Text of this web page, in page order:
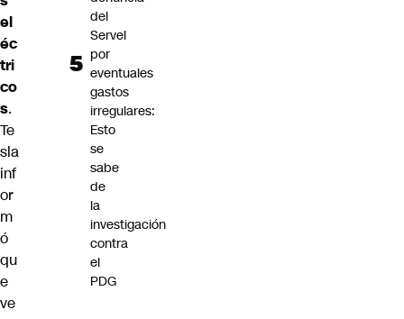
el
éc
tri
co
s.
Te
sla
inf
or
m
ó
qu
e
ve
del
Servel
por
eventuales
gastos
irregulares:
Esto
se
sabe
de
la
investigación
contra
el
PDG